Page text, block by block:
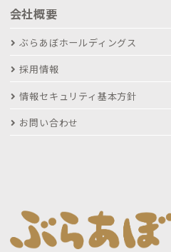
会社概要
ぶらあぼホールディングス
採用情報
情報セキュリティ基本方針
お問い合わせ